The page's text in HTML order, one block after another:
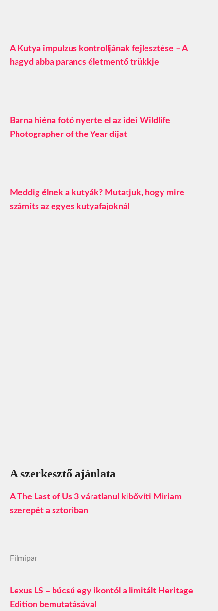
A Kutya impulzus kontrolljának fejlesztése – A
hagyd abba parancs életmentő trükkje
Barna hiéna fotó nyerte el az idei Wildlife
Photographer of the Year díjat
Meddig élnek a kutyák? Mutatjuk, hogy mire
számíts az egyes kutyafajoknál
A szerkesztő ajánlata
A The Last of Us 3 váratlanul kibővíti Miriam
szerepét a sztoriban
Filmipar
Lexus LS – búcsú egy ikontól a limitált Heritage
Edition bemutatásával